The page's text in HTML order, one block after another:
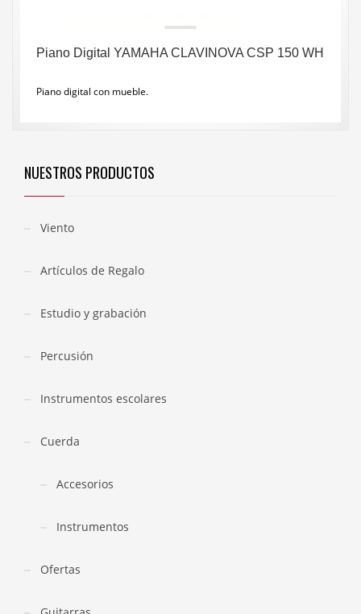
Piano Digital YAMAHA CLAVINOVA CSP 150 WH
Piano digital con mueble.
NUESTROS PRODUCTOS
Viento
Artículos de Regalo
Estudio y grabación
Percusión
Instrumentos escolares
Cuerda
Accesorios
Instrumentos
Ofertas